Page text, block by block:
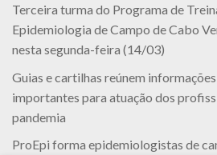
Terceira turma do Programa de
Epidemiologia de Campo de Cabo
nesta segunda-feira (14/03)
Guias e cartilhas reúnem
importantes para atuação dos
pandemia
ProEpi forma epidemiologistas de